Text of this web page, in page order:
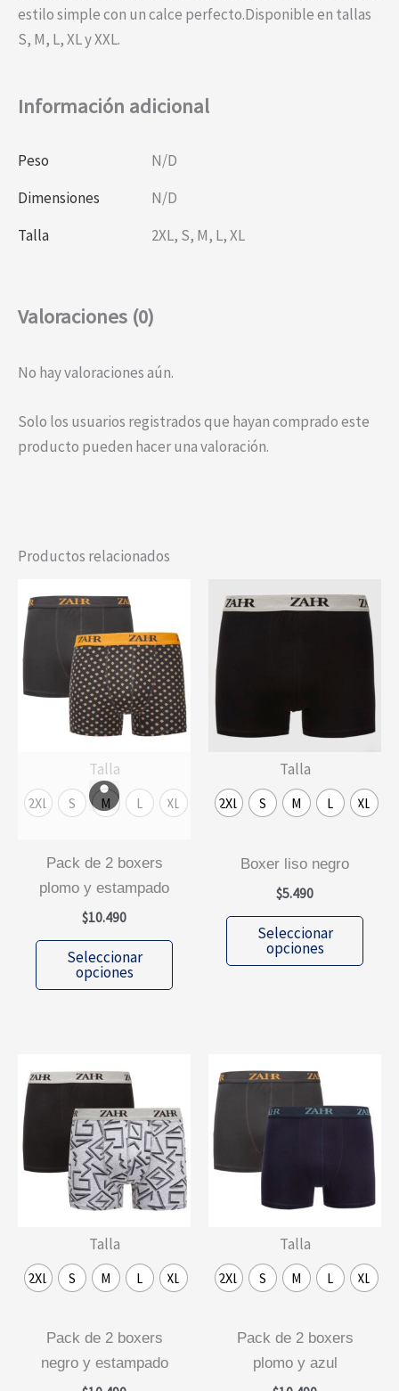
estilo simple con un calce perfecto.Disponible en tallas
S, M, L, XL y XXL.
Información adicional
Peso
N/D
Dimensiones
N/D
Talla
2XL, S, M, L,XL
Valoraciones (0)
No hay valoraciones aún.
Solo los usuarios registrados que hayan comprado este
producto pueden hacer una valoración.
Productos relacionados
Talla
2XL S M L XL
pack de 2 boxers
plomo y estampado
$10.490
Seleccionar
opciones
Este
producto
tiene
opciones
se
pueden
elegir
en
de
producto
Talla
2XL S M L XL
boxer liso negro
$5.490
Seleccionar
opciones
Este
tiene
elegir
en
Talla
2XL S M L XL
pack de 2 boxers
negro y estampado
Talla
2XL S M L XL
pack de 2 boxers
plomo y azul